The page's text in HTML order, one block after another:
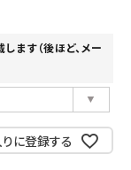
ます（後ほど、メー
に登録する